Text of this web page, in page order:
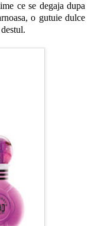
ce se degaja dupa
o gutuie dulce